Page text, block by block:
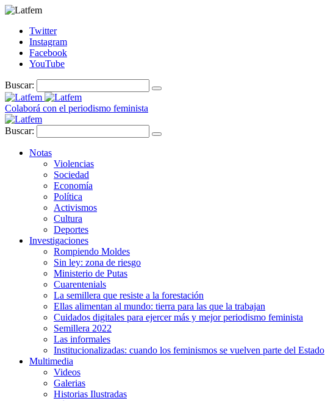
Twitter
Instagram
Facebook
YouTube
Buscar:
Colaborá con el periodismo feminista
Buscar:
Notas
Violencias
Sociedad
Economía
Política
Activismos
Cultura
Deportes
Investigaciones
Rompiendo Moldes
Sin ley: zona de riesgo
Ministerio de Putas
Cuarentenials
La semillera que resiste a la forestación
Ellas alimentan al mundo: tierra para las que la trabajan
Cuidados digitales para ejercer más y mejor periodismo feminista
Semillera 2022
Las informales
Institucionalizadas: cuando los feminismos se vuelven parte del Estado
Multimedia
Videos
Galerias
Historias Ilustradas